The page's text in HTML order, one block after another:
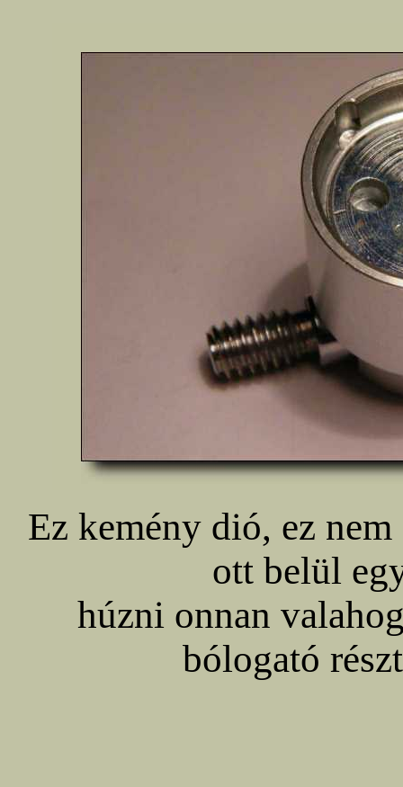
Ez kemény dió, ez
ott belül
húzni onnan
bólogató